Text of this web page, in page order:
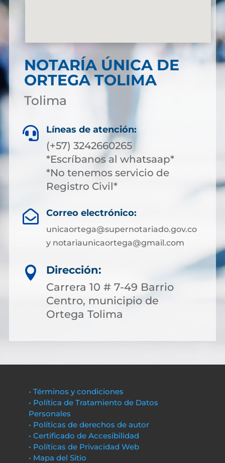
NOTARÍA ÚNICA DE
ORTEGA TOLIMA
Tolima
 Líneas de atención:
(+57) 3242660265
*Escríbanos al whatsaap*
*No tenemos servicio de
Registro Civil*
 Correo electrónico:
unicaortega@supernotariado.gov.co
y notariaunicaortega@gmail.com

Dirección:
Carrera 10 # 7-49 Barrio
Centro, municipio de
Ortega Tolima
• Términos y condiciones
• Política de Tratamiento de Datos
Personales
• Políticas de derechos de autor
• Certificado de Accesibilidad
• Políticas de Privacidad Web
• Mapa del Sitio